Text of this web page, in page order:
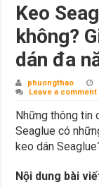
Keo
không?
dán đa
phuongthao
Leave a comment
Những thông tin
Seaglue có
keo dán
Nội dung bài